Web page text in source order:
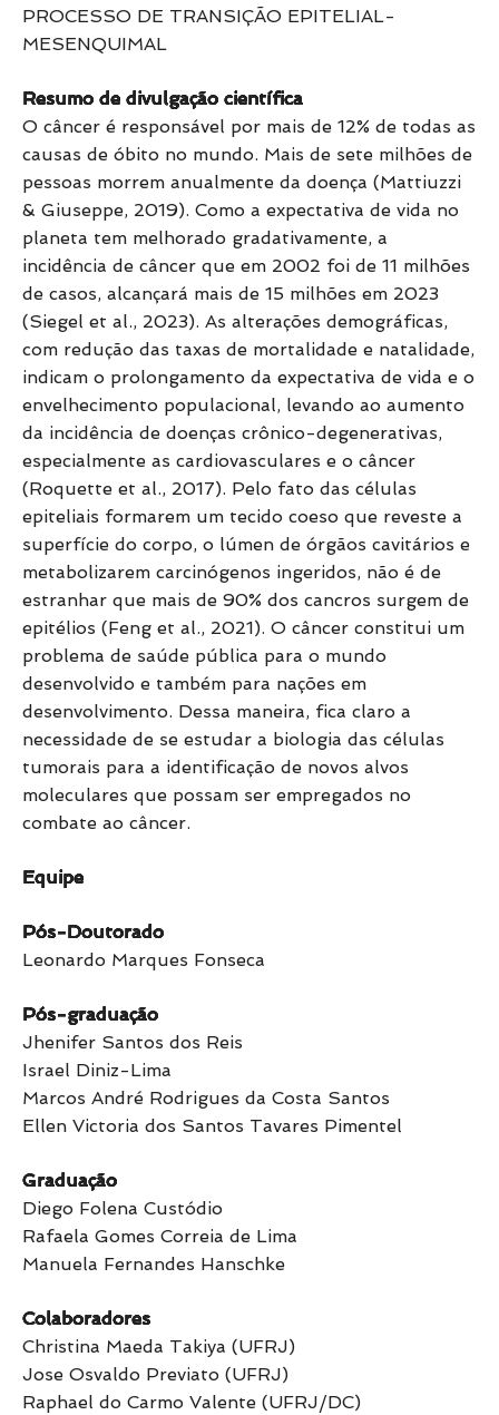
PROCESSO DE TRANSIÇÃO EPITELIAL-
MESENQUIMAL
Resumo de divulgação científica
O câncer é responsável por mais de 12% de todas as
causas de óbito no mundo. Mais de sete milhões de
pessoas morrem anualmente da doença (Mattiuzzi
& Giuseppe, 2019). Como a expectativa de vida no
planeta tem melhorado gradativamente, a
incidência de câncer que em 2002 foi de 11 milhões
de casos, alcançará mais de 15 milhões em 2023
(Siegel et al., 2023). As alterações demográficas,
com redução das taxas de mortalidade e natalidade,
indicam o prolongamento da expectativa de vida e o
envelhecimento populacional, levando ao aumento
da incidência de doenças crônico-degenerativas,
especialmente as cardiovasculares e o câncer
(Roquette et al., 2017). Pelo fato das células
epiteliais formarem um tecido coeso que reveste a
superfície do corpo, o lúmen de órgãos cavitários e
metabolizarem carcinógenos ingeridos, não é de
estranhar que mais de 90% dos cancros surgem de
epitélios (Feng et al., 2021). O câncer constitui um
problema de saúde pública para o mundo
desenvolvido e também para nações em
desenvolvimento. Dessa maneira, fica claro a
necessidade de se estudar a biologia das células
tumorais para a identificação de novos alvos
moleculares que possam ser empregados no
combate ao câncer.
Equipe
Pós-Doutorado
Leonardo Marques Fonseca
Pós-graduação
Jhenifer Santos dos Reis
Israel Diniz-Lima
Marcos André Rodrigues da Costa Santos
Ellen Victoria dos Santos Tavares Pimentel
Graduação
Diego Folena Custódio
Rafaela Gomes Correia de Lima
Manuela Fernandes Hanschke
Colaboradores
Christina Maeda Takiya (UFRJ)
Jose Osvaldo Previato (UFRJ)
Raphael do Carmo Valente (UFRJ/DC)